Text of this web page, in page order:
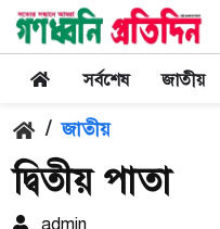
সর্বশেষ জাতীয়
/ জাতীয়
দ্বিতীয় পাতা
admin